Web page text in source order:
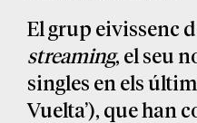
El grup eivissenc
streaming, el seu
singles en els
Vuelta’), que han